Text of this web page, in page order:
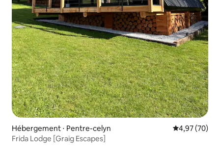
Hébergement ⋅ Pentre-celyn Évaluation
4,97 (70)
Frida Lodge [Graig Escapes]